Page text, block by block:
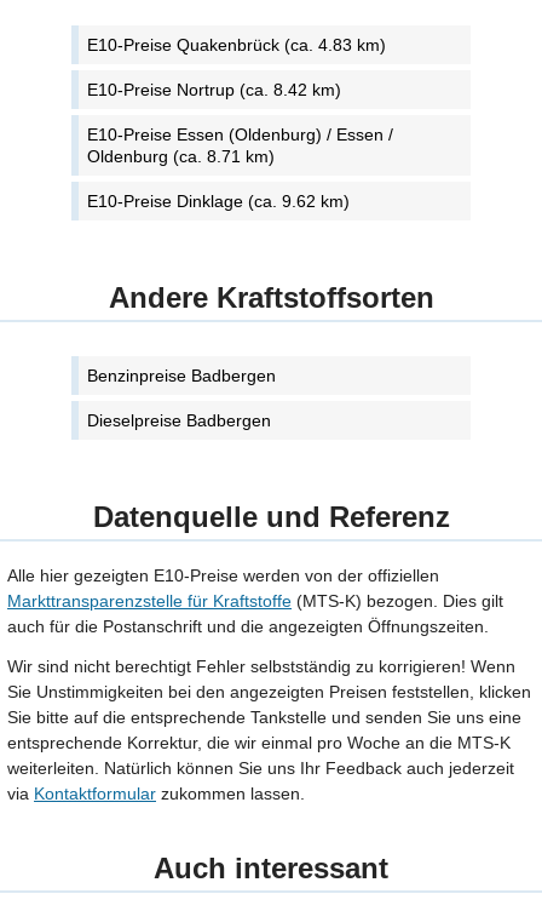
E10-Preise Quakenbrück (ca. 4.83 km)
E10-Preise Nortrup (ca. 8.42 km)
E10-Preise Essen (Oldenburg) / Essen /
Oldenburg (ca. 8.71 km)
E10-Preise Dinklage (ca. 9.62 km)
Andere Kraftstoffsorten
Benzinpreise Badbergen
Dieselpreise Badbergen
Datenquelle und Referenz
Alle hier gezeigten E10-Preise werden von der offiziellen
Markttransparenzstelle für Kraftstoffe (MTS-K) bezogen. Dies gilt
auch für die Postanschrift und die angezeigten Öffnungszeiten.
Wir sind nicht berechtigt Fehler selbstständig zu korrigieren! Wenn
Sie Unstimmigkeiten bei den angezeigten Preisen feststellen, klicken
Sie bitte auf die entsprechende Tankstelle und senden Sie uns eine
entsprechende Korrektur, die wir einmal pro Woche an die MTS-K
weiterleiten. Natürlich können Sie uns Ihr Feedback auch jederzeit
via Kontaktformular zukommen lassen.
Auch interessant